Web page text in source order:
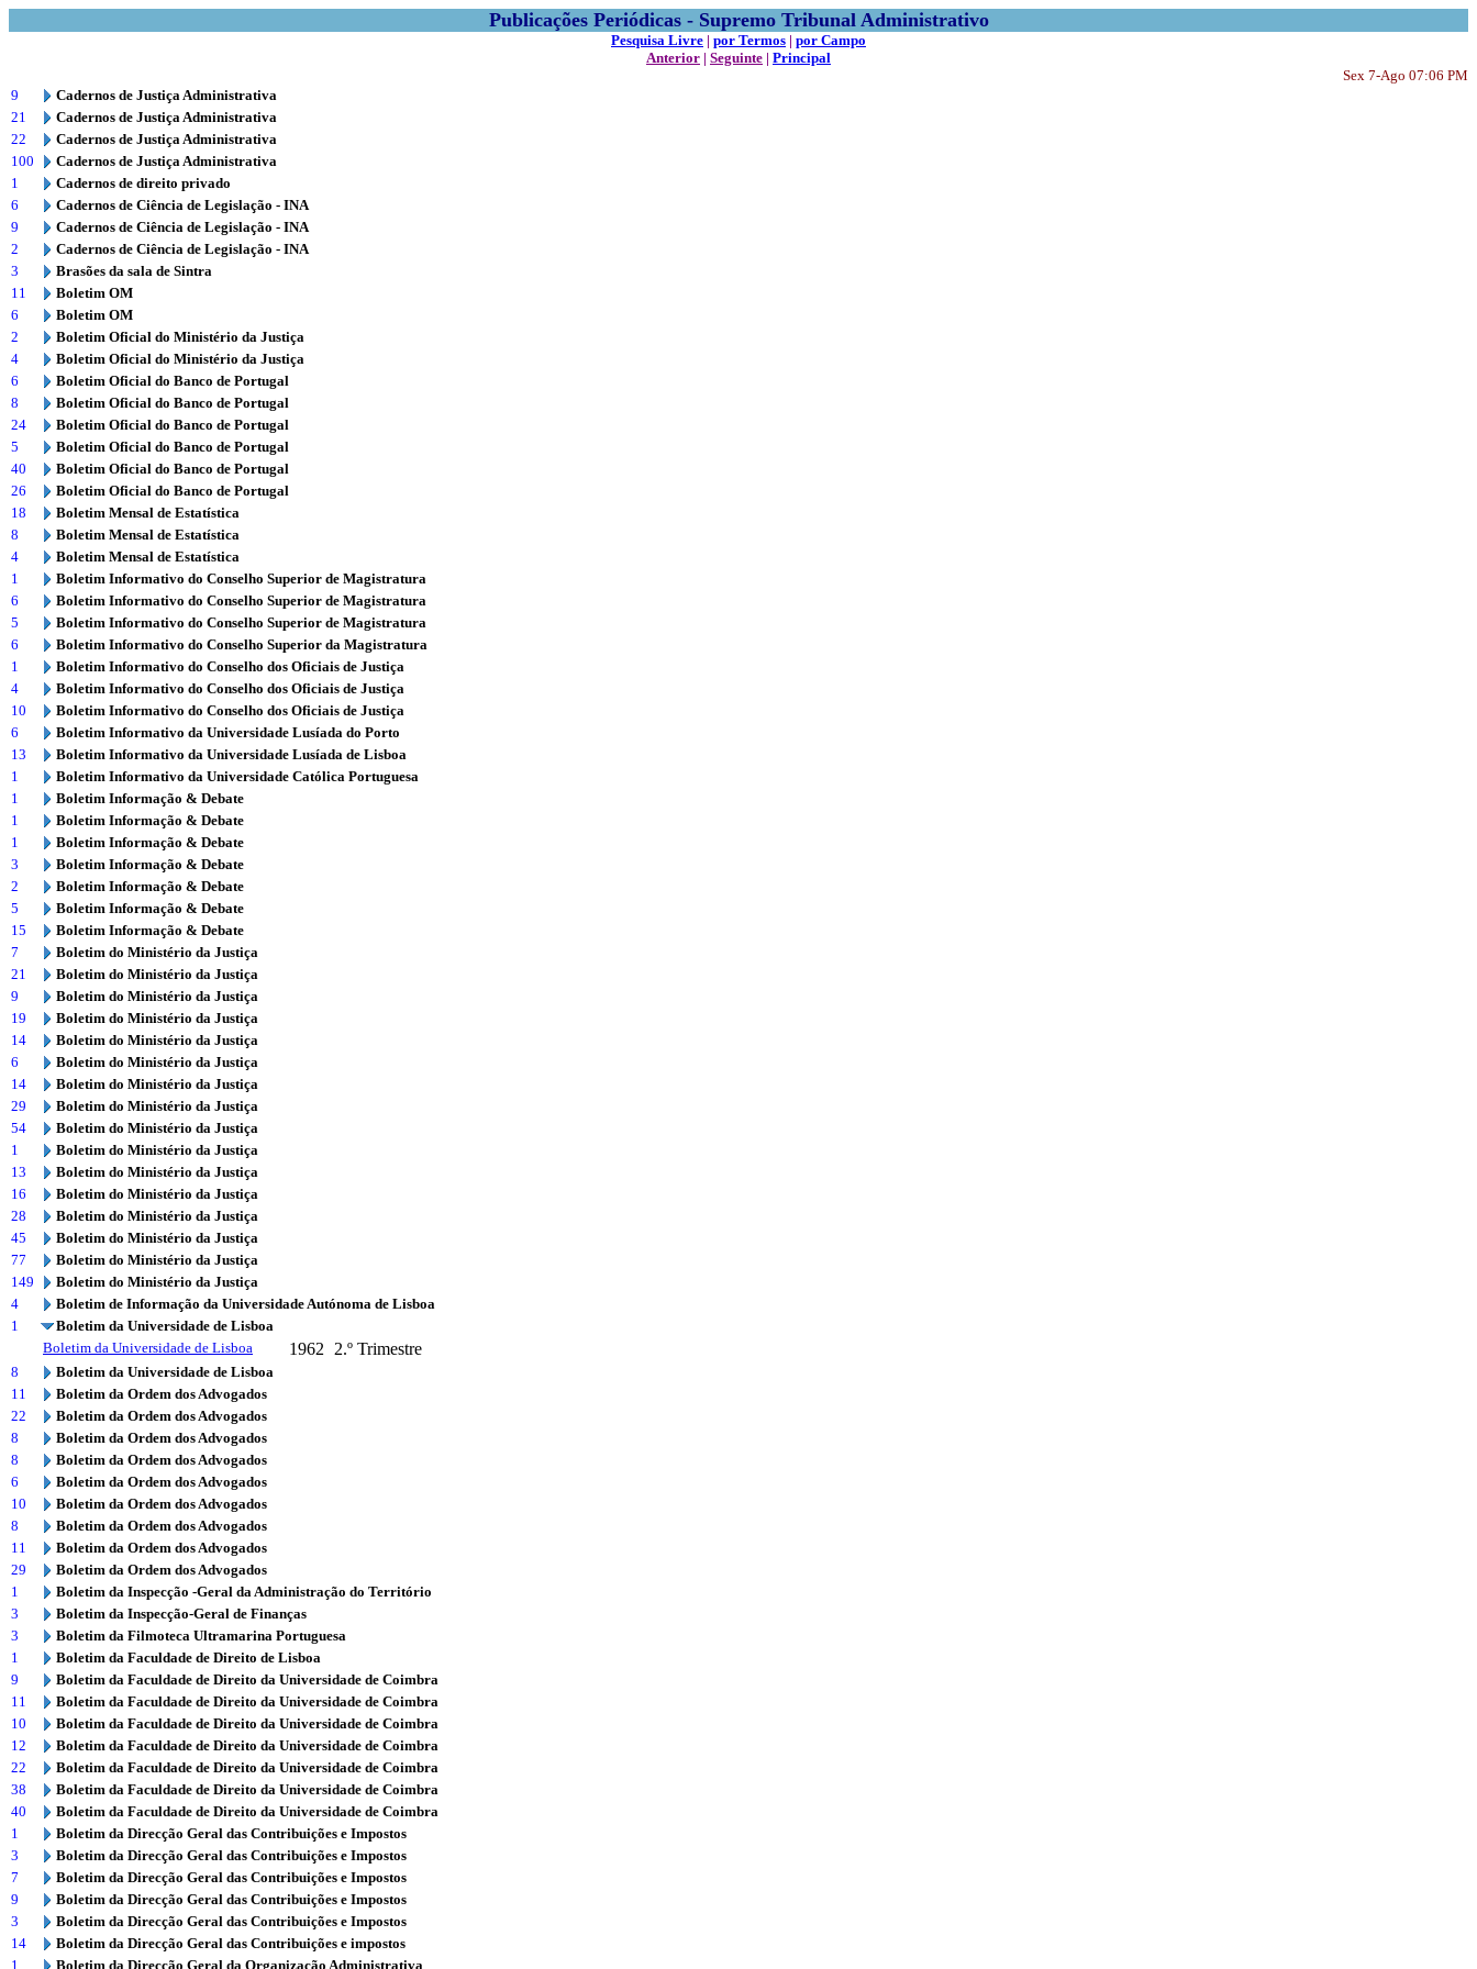
Publicações Periódicas - Supremo Tribunal Administrativo
Pesquisa Livre | por Termos | por Campo
Anterior | Seguinte | Principal
Sex 7-Ago 07:06 PM
9
Cadernos de Justiça Administrativa
21
Cadernos de Justiça Administrativa
22
Cadernos de Justiça Administrativa
100
Cadernos de Justiça Administrativa
1
Cadernos de direito privado
6
Cadernos de Ciência de Legislação - INA
9
Cadernos de Ciência de Legislação - INA
2
Cadernos de Ciência de Legislação - INA
3
Brasões da sala de Sintra
11
Boletim OM
6
Boletim OM
2
Boletim Oficial do Ministério da Justiça
4
Boletim Oficial do Ministério da Justiça
6
Boletim Oficial do Banco de Portugal
8
Boletim Oficial do Banco de Portugal
24
Boletim Oficial do Banco de Portugal
5
Boletim Oficial do Banco de Portugal
40
Boletim Oficial do Banco de Portugal
26
Boletim Oficial do Banco de Portugal
18
Boletim Mensal de Estatística
8
Boletim Mensal de Estatística
4
Boletim Mensal de Estatística
1
Boletim Informativo do Conselho Superior de Magistratura
6
Boletim Informativo do Conselho Superior de Magistratura
5
Boletim Informativo do Conselho Superior de Magistratura
6
Boletim Informativo do Conselho Superior da Magistratura
1
Boletim Informativo do Conselho dos Oficiais de Justiça
4
Boletim Informativo do Conselho dos Oficiais de Justiça
10
Boletim Informativo do Conselho dos Oficiais de Justiça
6
Boletim Informativo da Universidade Lusíada do Porto
13
Boletim Informativo da Universidade Lusíada de Lisboa
1
Boletim Informativo da Universidade Católica Portuguesa
1
Boletim Informação & Debate
1
Boletim Informação & Debate
1
Boletim Informação & Debate
3
Boletim Informação & Debate
2
Boletim Informação & Debate
5
Boletim Informação & Debate
15
Boletim Informação & Debate
7
Boletim do Ministério da Justiça
21
Boletim do Ministério da Justiça
9
Boletim do Ministério da Justiça
19
Boletim do Ministério da Justiça
14
Boletim do Ministério da Justiça
6
Boletim do Ministério da Justiça
14
Boletim do Ministério da Justiça
29
Boletim do Ministério da Justiça
54
Boletim do Ministério da Justiça
1
Boletim do Ministério da Justiça
13
Boletim do Ministério da Justiça
16
Boletim do Ministério da Justiça
28
Boletim do Ministério da Justiça
45
Boletim do Ministério da Justiça
77
Boletim do Ministério da Justiça
149
Boletim do Ministério da Justiça
4
Boletim de Informação da Universidade Autónoma de Lisboa
1
Boletim da Universidade de Lisboa
Boletim da Universidade de Lisboa
1962 2.º Trimestre
8
Boletim da Universidade de Lisboa
11
Boletim da Ordem dos Advogados
22
Boletim da Ordem dos Advogados
8
Boletim da Ordem dos Advogados
8
Boletim da Ordem dos Advogados
6
Boletim da Ordem dos Advogados
10
Boletim da Ordem dos Advogados
8
Boletim da Ordem dos Advogados
11
Boletim da Ordem dos Advogados
29
Boletim da Ordem dos Advogados
1
Boletim da Inspecção -Geral da Administração do Território
3
Boletim da Inspecção-Geral de Finanças
3
Boletim da Filmoteca Ultramarina Portuguesa
1
Boletim da Faculdade de Direito de Lisboa
9
Boletim da Faculdade de Direito da Universidade de Coimbra
11
Boletim da Faculdade de Direito da Universidade de Coimbra
10
Boletim da Faculdade de Direito da Universidade de Coimbra
12
Boletim da Faculdade de Direito da Universidade de Coimbra
22
Boletim da Faculdade de Direito da Universidade de Coimbra
38
Boletim da Faculdade de Direito da Universidade de Coimbra
40
Boletim da Faculdade de Direito da Universidade de Coimbra
1
Boletim da Direcção Geral das Contribuições e Impostos
3
Boletim da Direcção Geral das Contribuições e Impostos
7
Boletim da Direcção Geral das Contribuições e Impostos
9
Boletim da Direcção Geral das Contribuições e Impostos
3
Boletim da Direcção Geral das Contribuições e Impostos
14
Boletim da Direcção Geral das Contribuições e impostos
1
Boletim da Direcção Geral da Organização Administrativa